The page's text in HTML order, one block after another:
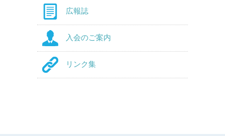
広報誌
入会のご案内
リンク集